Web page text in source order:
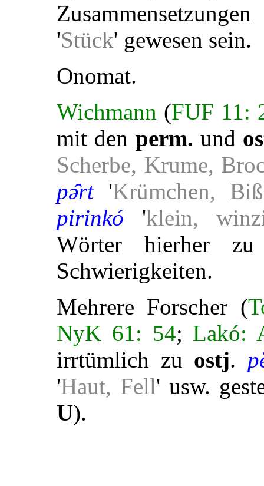
'Stück' gewesen sein.
Onomat.
Wichmann (FUF 11:
mit den perm. und
Scherbe, Krume,
pə̑rt'Krümchen,
pirinkó 'klein,
Wörter hierher
Schwierigkeiten.
Mehrere Forscher (
NyK 61: 54; Lakó:
irrtümlich zu ostj.
'Haut, Fell' usw.
U).